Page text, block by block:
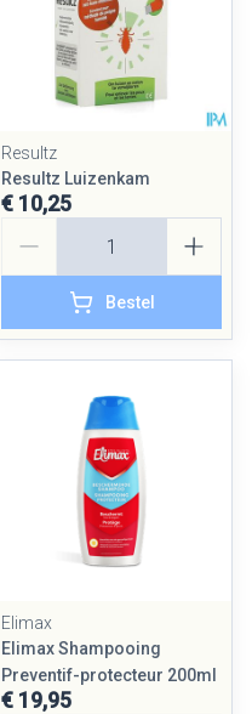
Resultz
Resultz Luizenkam
€ 10,25
Bestel
Elimax
Elimax Shampooing
Preventif-protecteur 200ml
€ 19,95